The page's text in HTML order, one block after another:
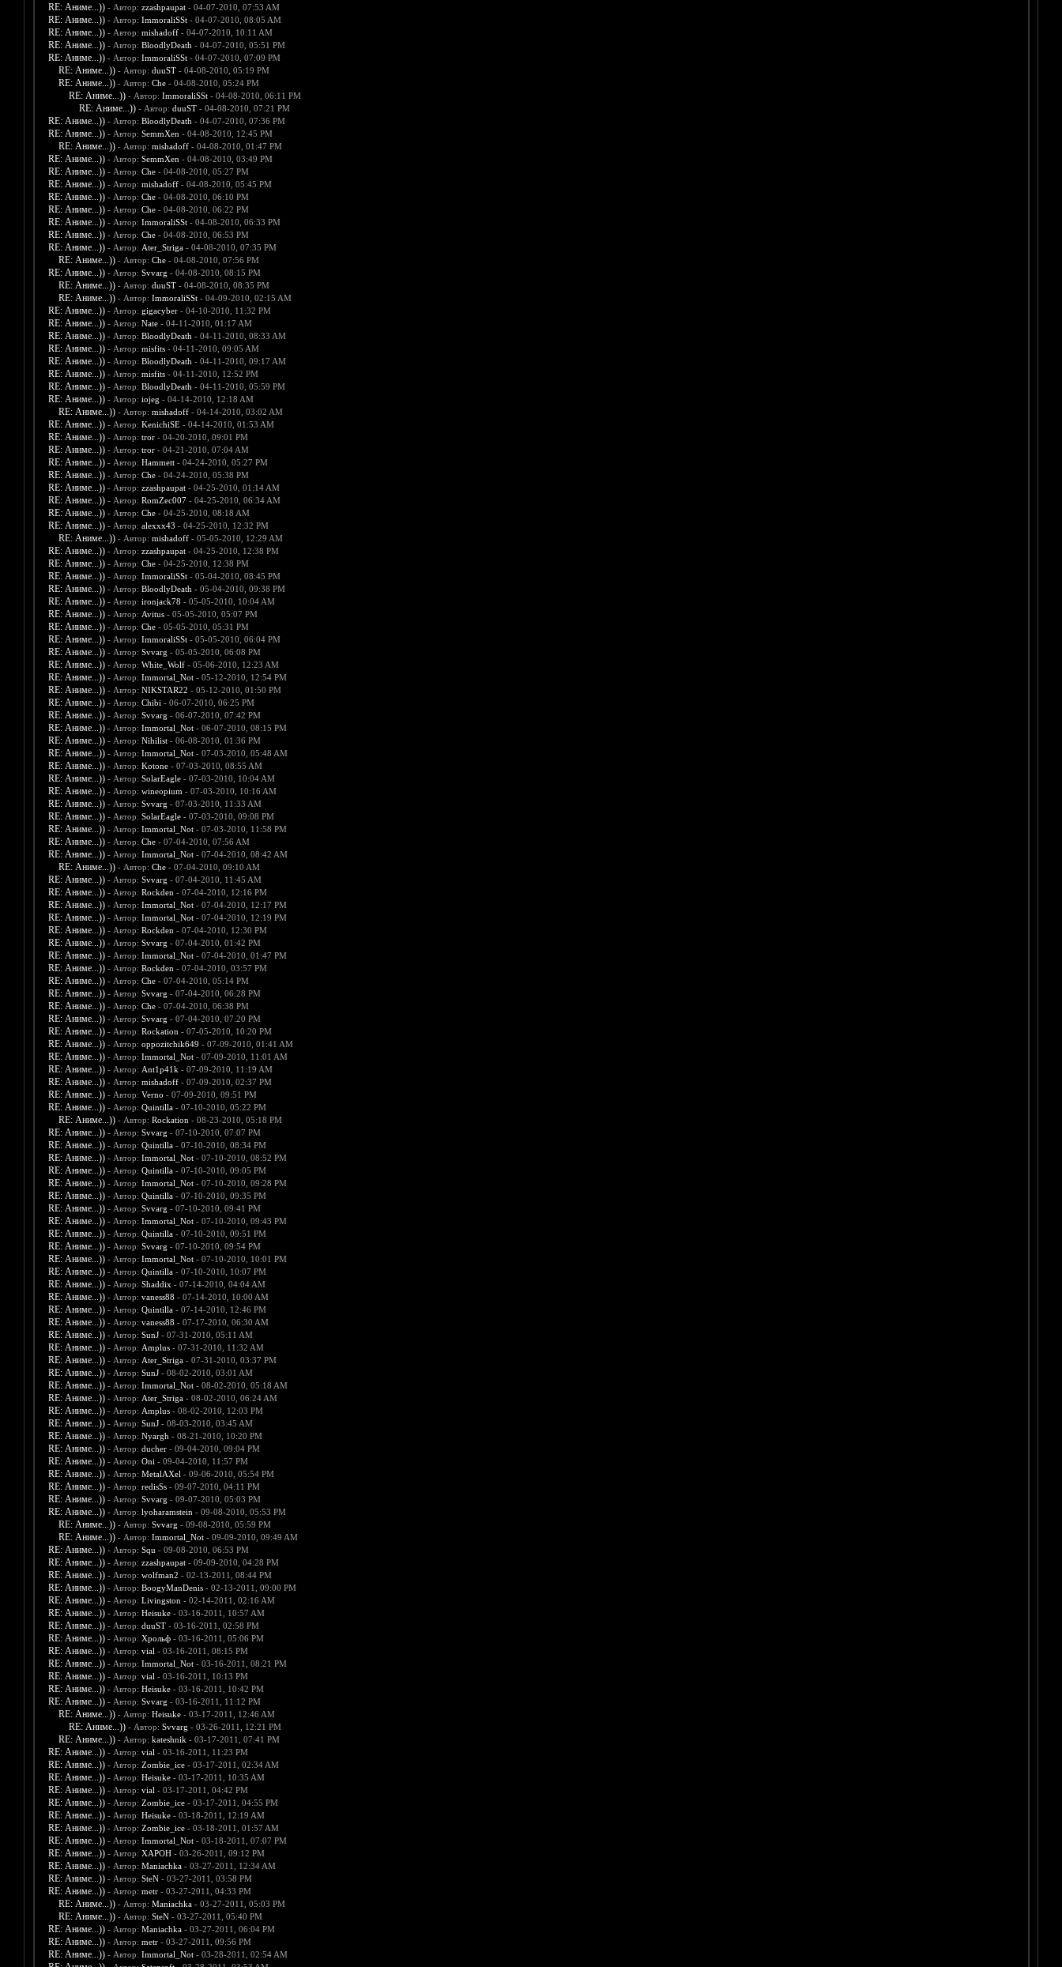
RE: Аниме...)) - Автор: zzashpaupat- 04-07-2010, 07:53 AM
RE: Аниме...)) - Автор: ImmoraliSSt- 04-07-2010, 08:05 AM
RE: Аниме...)) - Автор: mishadoff- 04-07-2010, 10:11 AM
RE: Аниме...)) - Автор: BloodlyDeath - 04-07-2010, 05:51 PM
RE: Аниме...)) - Автор: ImmoraliSSt- 04-07-2010, 07:09 PM
RE: Аниме...)) - Автор: duuST- 04-08-2010, 05:19 PM
RE: Аниме...)) - Автор: Che- 04-08-2010, 05:24 PM
RE: Аниме...)) - Автор: ImmoraliSSt- 04-08-2010, 06:11 PM
RE: Аниме...)) - Автор: duuST- 04-08-2010, 07:21 PM
RE: Аниме...)) - Автор: BloodlyDeath - 04-07-2010, 07:36 PM
RE: Аниме...)) - Автор: SemmXen - 04-08-2010, 12:45 PM
RE: Аниме...)) - Автор: mishadoff- 04-08-2010, 01:47 PM
RE: Аниме...)) - Автор: SemmXen - 04-08-2010, 03:49 PM
RE: Аниме...)) - Автор: Che- 04-08-2010, 05:27 PM
RE: Аниме...)) - Автор: mishadoff- 04-08-2010, 05:45 PM
RE: Аниме...)) - Автор: Che- 04-08-2010, 06:10 PM
RE: Аниме...)) - Автор: Che- 04-08-2010, 06:22 PM
RE: Аниме...)) - Автор: ImmoraliSSt- 04-08-2010, 06:33 PM
RE: Аниме...)) - Автор: Che- 04-08-2010, 06:53 PM
RE: Аниме...)) - Автор: Ater_Striga- 04-08-2010, 07:35 PM
RE: Аниме...)) - Автор: Che- 04-08-2010, 07:56 PM
RE: Аниме...)) - Автор: Svvarg - 04-08-2010, 08:15 PM
RE: Аниме...)) - Автор: duuST- 04-08-2010, 08:35 PM
RE: Аниме...)) - Автор: ImmoraliSSt- 04-09-2010, 02:15 AM
RE: Аниме...)) - Автор: gigacyber- 04-10-2010, 11:32 PM
RE: Аниме...)) - Автор: Nate- 04-11-2010, 01:17 AM
RE: Аниме...)) - Автор: BloodlyDeath - 04-11-2010, 08:33 AM
RE: Аниме...)) - Автор: misfits- 04-11-2010, 09:05 AM
RE: Аниме...)) - Автор: BloodlyDeath - 04-11-2010, 09:17 AM
RE: Аниме...)) - Автор: misfits- 04-11-2010, 12:52 PM
RE: Аниме...)) - Автор: BloodlyDeath - 04-11-2010, 05:59 PM
RE: Аниме...)) - Автор: iojeg - 04-14-2010, 12:18 AM
RE: Аниме...)) - Автор: mishadoff- 04-14-2010, 03:02 AM
RE: Аниме...)) - Автор: KenichiSE- 04-14-2010, 01:53 AM
RE: Аниме...)) - Автор: tror- 04-20-2010, 09:01 PM
RE: Аниме...)) - Автор: tror- 04-21-2010, 07:04 AM
RE: Аниме...)) - Автор: Hammett- 04-24-2010, 05:27 PM
RE: Аниме...)) - Автор: Che- 04-24-2010, 05:38 PM
RE: Аниме...)) - Автор: zzashpaupat- 04-25-2010, 01:14 AM
RE: Аниме...)) - Автор: RomZec007- 04-25-2010, 06:34 AM
RE: Аниме...)) - Автор: Che- 04-25-2010, 08:18 AM
RE: Аниме...)) - Автор: alexxx43 - 04-25-2010, 12:32 PM
RE: Аниме...)) - Автор: mishadoff- 05-05-2010, 12:29 AM
RE: Аниме...)) - Автор: zzashpaupat- 04-25-2010, 12:38 PM
RE: Аниме...)) - Автор: Che- 04-25-2010, 12:38 PM
RE: Аниме...)) - Автор: ImmoraliSSt- 05-04-2010, 08:45 PM
RE: Аниме...)) - Автор: BloodlyDeath - 05-04-2010, 09:38 PM
RE: Аниме...)) - Автор: ironjack78 - 05-05-2010, 10:04 AM
RE: Аниме...)) - Автор: Avitus- 05-05-2010, 05:07 PM
RE: Аниме...)) - Автор: Che- 05-05-2010, 05:31 PM
RE: Аниме...)) - Автор: ImmoraliSSt- 05-05-2010, 06:04 PM
RE: Аниме...)) - Автор: Svvarg - 05-05-2010, 06:08 PM
RE: Аниме...)) - Автор: White_Wolf- 05-06-2010, 12:23 AM
RE: Аниме...)) - Автор: Immortal_Not- 05-12-2010, 12:54 PM
RE: Аниме...)) - Автор: NIKSTAR22 - 05-12-2010, 01:50 PM
RE: Аниме...)) - Автор: Chibi - 06-07-2010, 06:25 PM
RE: Аниме...)) - Автор: Svvarg - 06-07-2010, 07:42 PM
RE: Аниме...)) - Автор: Immortal_Not- 06-07-2010, 08:15 PM
RE: Аниме...)) - Автор: Nihilist- 06-08-2010, 01:36 PM
RE: Аниме...)) - Автор: Immortal_Not- 07-03-2010, 05:48 AM
RE: Аниме...)) - Автор: Kotone- 07-03-2010, 08:55 AM
RE: Аниме...)) - Автор: SolarEagle- 07-03-2010, 10:04 AM
RE: Аниме...)) - Автор: wineopium - 07-03-2010, 10:16 AM
RE: Аниме...)) - Автор: Svvarg - 07-03-2010, 11:33 AM
RE: Аниме...)) - Автор: SolarEagle- 07-03-2010, 09:08 PM
RE: Аниме...)) - Автор: Immortal_Not- 07-03-2010, 11:58 PM
RE: Аниме...)) - Автор: Che- 07-04-2010, 07:56 AM
RE: Аниме...)) - Автор: Immortal_Not- 07-04-2010, 08:42 AM
RE: Аниме...)) - Автор: Che- 07-04-2010, 09:10 AM
RE: Аниме...)) - Автор: Svvarg - 07-04-2010, 11:45 AM
RE: Аниме...)) - Автор: Rockden - 07-04-2010, 12:16 PM
RE: Аниме...)) - Автор: Immortal_Not- 07-04-2010, 12:17 PM
RE: Аниме...)) - Автор: Immortal_Not- 07-04-2010, 12:19 PM
RE: Аниме...)) - Автор: Rockden - 07-04-2010, 12:30 PM
RE: Аниме...)) - Автор: Svvarg - 07-04-2010, 01:42 PM
RE: Аниме...)) - Автор: Immortal_Not- 07-04-2010, 01:47 PM
RE: Аниме...)) - Автор: Rockden - 07-04-2010, 03:57 PM
RE: Аниме...)) - Автор: Che- 07-04-2010, 05:14 PM
RE: Аниме...)) - Автор: Svvarg - 07-04-2010, 06:28 PM
RE: Аниме...)) - Автор: Che- 07-04-2010, 06:38 PM
RE: Аниме...)) - Автор: Svvarg - 07-04-2010, 07:20 PM
RE: Аниме...)) - Автор: Rockation - 07-05-2010, 10:20 PM
RE: Аниме...)) - Автор: oppozitchik649 - 07-09-2010, 01:41 AM
RE: Аниме...)) - Автор: Immortal_Not- 07-09-2010, 11:01 AM
RE: Аниме...)) - Автор: Ant1p41k - 07-09-2010, 11:19 AM
RE: Аниме...)) - Автор: mishadoff- 07-09-2010, 02:37 PM
RE: Аниме...)) - Автор: Verno - 07-09-2010, 09:51 PM
RE: Аниме...)) - Автор: Quintilla- 07-10-2010, 05:22 PM
RE: Аниме...)) - Автор: Rockation - 08-23-2010, 05:18 PM
RE: Аниме...)) - Автор: Svvarg - 07-10-2010, 07:07 PM
RE: Аниме...)) - Автор: Quintilla- 07-10-2010, 08:34 PM
RE: Аниме...)) - Автор: Immortal_Not- 07-10-2010, 08:52 PM
RE: Аниме...)) - Автор: Quintilla- 07-10-2010, 09:05 PM
RE: Аниме...)) - Автор: Immortal_Not- 07-10-2010, 09:28 PM
RE: Аниме...)) - Автор: Quintilla- 07-10-2010, 09:35 PM
RE: Аниме...)) - Автор: Svvarg - 07-10-2010, 09:41 PM
RE: Аниме...)) - Автор: Immortal_Not- 07-10-2010, 09:43 PM
RE: Аниме...)) - Автор: Quintilla- 07-10-2010, 09:51 PM
RE: Аниме...)) - Автор: Svvarg - 07-10-2010, 09:54 PM
RE: Аниме...)) - Автор: Immortal_Not- 07-10-2010, 10:01 PM
RE: Аниме...)) - Автор: Quintilla- 07-10-2010, 10:07 PM
RE: Аниме...)) - Автор: Shaddix - 07-14-2010, 04:04 AM
RE: Аниме...)) - Автор: vaness88 - 07-14-2010, 10:00 AM
RE: Аниме...)) - Автор: Quintilla- 07-14-2010, 12:46 PM
RE: Аниме...)) - Автор: vaness88 - 07-17-2010, 06:30 AM
RE: Аниме...)) - Автор: SunJ- 07-31-2010, 05:11 AM
RE: Аниме...)) - Автор: Amplus- 07-31-2010, 11:32 AM
RE: Аниме...)) - Автор: Ater_Striga- 07-31-2010, 03:37 PM
RE: Аниме...)) - Автор: SunJ- 08-02-2010, 03:01 AM
RE: Аниме...)) - Автор: Immortal_Not- 08-02-2010, 05:18 AM
RE: Аниме...)) - Автор: Ater_Striga- 08-02-2010, 06:24 AM
RE: Аниме...)) - Автор: Amplus- 08-02-2010, 12:03 PM
RE: Аниме...)) - Автор: SunJ- 08-03-2010, 03:45 AM
RE: Аниме...)) - Автор: Nyargh - 08-21-2010, 10:20 PM
RE: Аниме...)) - Автор: ducher- 09-04-2010, 09:04 PM
RE: Аниме...)) - Автор: Oni - 09-04-2010, 11:57 PM
RE: Аниме...)) - Автор: MetalAXel - 09-06-2010, 05:54 PM
RE: Аниме...)) - Автор: redisSs- 09-07-2010, 04:11 PM
RE: Аниме...)) - Автор: Svvarg - 09-07-2010, 05:03 PM
RE: Аниме...)) - Автор: lyoharamstein - 09-08-2010, 05:53 PM
RE: Аниме...)) - Автор: Svvarg - 09-08-2010, 05:59 PM
RE: Аниме...)) - Автор: Immortal_Not- 09-09-2010, 09:49 AM
RE: Аниме...)) - Автор: Squ - 09-08-2010, 06:53 PM
RE: Аниме...)) - Автор: zzashpaupat- 09-09-2010, 04:28 PM
RE: Аниме...)) - Автор: wolfman2 - 02-13-2011, 08:44 PM
RE: Аниме...)) - Автор: BoogyManDenis- 02-13-2011, 09:00 PM
RE: Аниме...)) - Автор: Livingston - 02-14-2011, 02:16 AM
RE: Аниме...)) - Автор: Heisuke- 03-16-2011, 10:57 AM
RE: Аниме...)) - Автор: duuST- 03-16-2011, 02:58 PM
RE: Аниме...)) - Автор: Хрольф- 03-16-2011, 05:06 PM
RE: Аниме...)) - Автор: vial - 03-16-2011, 08:15 PM
RE: Аниме...)) - Автор: Immortal_Not- 03-16-2011, 08:21 PM
RE: Аниме...)) - Автор: vial - 03-16-2011, 10:13 PM
RE: Аниме...)) - Автор: Heisuke- 03-16-2011, 10:42 PM
RE: Аниме...)) - Автор: Svvarg - 03-16-2011, 11:12 PM
RE: Аниме...)) - Автор: Heisuke- 03-17-2011, 12:46 AM
RE: Аниме...)) - Автор: Svvarg - 03-26-2011, 12:21 PM
RE: Аниме...)) - Автор: kateshnik - 03-17-2011, 07:41 PM
RE: Аниме...)) - Автор: vial - 03-16-2011, 11:23 PM
RE: Аниме...)) - Автор: Zombie_ice- 03-17-2011, 02:34 AM
RE: Аниме...)) - Автор: Heisuke- 03-17-2011, 10:35 AM
RE: Аниме...)) - Автор: vial - 03-17-2011, 04:42 PM
RE: Аниме...)) - Автор: Zombie_ice- 03-17-2011, 04:55 PM
RE: Аниме...)) - Автор: Heisuke- 03-18-2011, 12:19 AM
RE: Аниме...)) - Автор: Zombie_ice- 03-18-2011, 01:57 AM
RE: Аниме...)) - Автор: Immortal_Not- 03-18-2011, 07:07 PM
RE: Аниме...)) - Автор: XAPOH- 03-26-2011, 09:12 PM
RE: Аниме...)) - Автор: Maniachka- 03-27-2011, 12:34 AM
RE: Аниме...)) - Автор: SteN- 03-27-2011, 03:58 PM
RE: Аниме...)) - Автор: metr- 03-27-2011, 04:33 PM
RE: Аниме...)) - Автор: Maniachka- 03-27-2011, 05:03 PM
RE: Аниме...)) - Автор: SteN- 03-27-2011, 05:40 PM
RE: Аниме...)) - Автор: Maniachka- 03-27-2011, 06:04 PM
RE: Аниме...)) - Автор: metr- 03-27-2011, 09:56 PM
RE: Аниме...)) - Автор: Immortal_Not- 03-28-2011, 02:54 AM